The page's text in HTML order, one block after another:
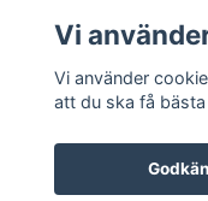
Vi
Vi använder
att du ska få